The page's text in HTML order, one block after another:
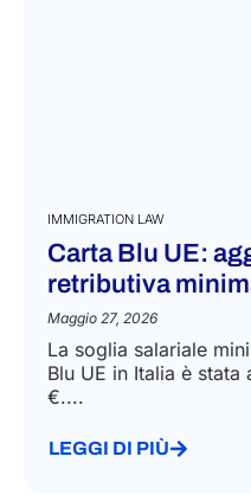
IMMIGRATION LAW
Carta Blu UE:
retributiva
Maggio 27, 2026
La soglia salariale
Blu UE in Italia è
€....
LEGGI DI PIÙ